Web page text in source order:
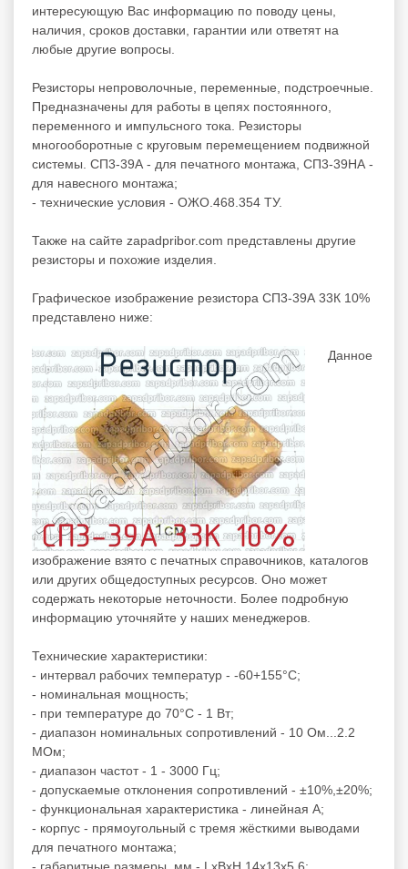
интересующую Вас информацию по поводу цены,
наличия, сроков доставки, гарантии или ответят на
любые другие вопросы.
Резисторы непроволочные, переменные, подстроечные.
Предназначены для работы в цепях постоянного,
переменного и импульсного тока. Резисторы
многооборотные с круговым перемещением подвижной
системы. СП3-39А - для печатного монтажа, СП3-39НА -
для навесного монтажа;
- технические условия - ОЖО.468.354 ТУ.
Также на сайте zapadpribor.com представлены другие
резисторы и похожие изделия.
Графическое изображение резистора СП3-39А 33К 10%
представлено ниже:
Данное
изображение взято с печатных справочников, каталогов
или других общедоступных ресурсов. Оно может
содержать некоторые неточности. Более подробную
информацию уточняйте у наших менеджеров.
Технические характеристики:
- интервал рабочих температур - -60+155°C;
- номинальная мощность;
- при температуре до 70°C - 1 Вт;
- диапазон номинальных сопротивлений - 10 Ом...2.2
МОм;
- диапазон частот - 1 - 3000 Гц;
- допускаемые отклонения сопротивлений - ±10%,±20%;
- функциональная характеристика - линейная А;
- корпус - прямоугольный с тремя жёсткими выводами
для печатного монтажа;
- габаритные размеры, мм - LxBxH 14x13x5.6;